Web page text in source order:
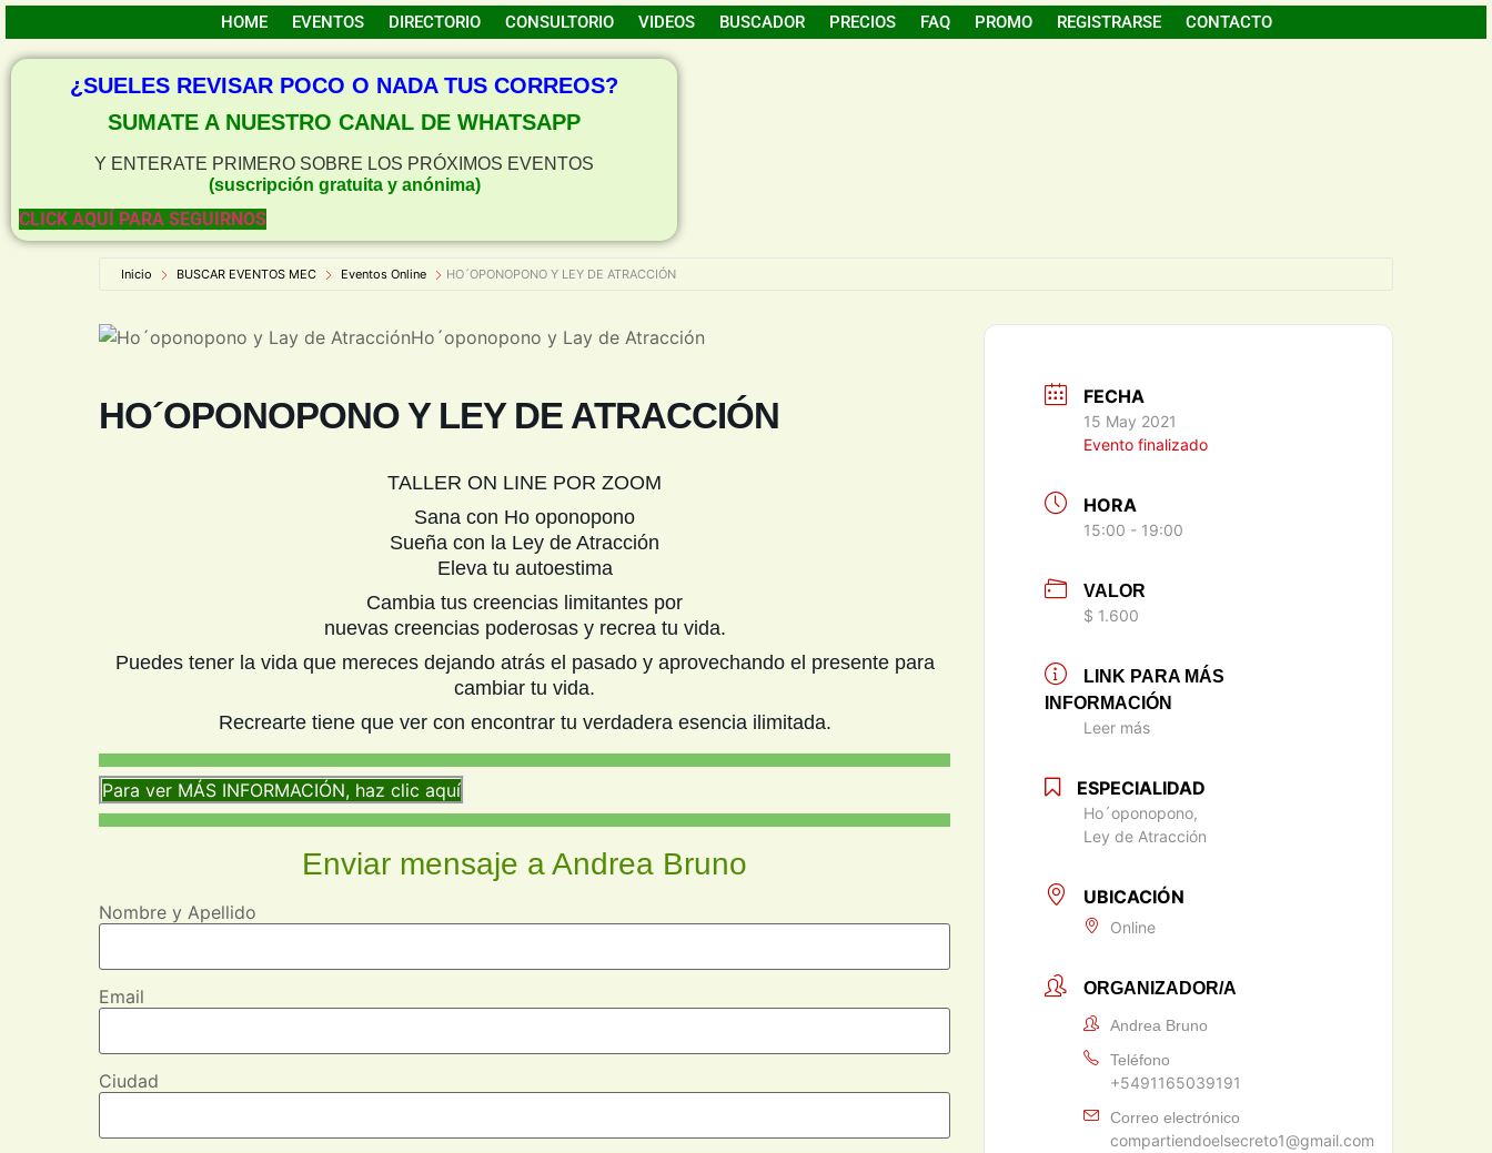
HOME EVENTOS DIRECTORIO CONSULTORIO VIDEOS BUSCADOR PRECIOS FAQ PROMO REGISTRARSE CONTACTO
¿SUELES REVISAR POCO O NADA TUS CORREOS?
SUMATE A NUESTRO CANAL DE WHATSAPP
Y ENTERATE PRIMERO SOBRE LOS PRÓXIMOS EVENTOS
(suscripción gratuita y anónima)
CLICK AQUÍ PARA SEGUIRNOS
Inicio BUSCAR EVENTOS MEC Eventos Online HO´OPONOPONO Y LEY DE ATRACCIÓN
Ho´oponopono y Lay de Atracción
HO´OPONOPONO Y LEY DE ATRACCIÓN
TALLER ON LINE POR ZOOM
Sana con Ho oponopono
Sueña con la Ley de Atracción
Eleva tu autoestima
Cambia tus creencias limitantes por
nuevas creencias poderosas y recrea tu vida.
Puedes tener la vida que mereces dejando atrás el pasado y aprovechando el presente para
cambiar tu vida.
Recrearte tiene que ver con encontrar tu verdadera esencia ilimitada.
Para ver MÁS INFORMACIÓN, haz clic aquí
Enviar mensaje a Andrea Bruno
Nombre y Apellido
Email
Ciudad
FECHA
15 May 2021
Evento finalizado
HORA
15:00 - 19:00
VALOR
$ 1.600
LINK PARA MÁS
INFORMACIÓN
Leer más
ESPECIALIDAD
Ho´oponopono,
Ley de Atracción
UBICACIÓN
Online
ORGANIZADOR/A
Andrea Bruno
Teléfono
+5491165039191
Correo electrónico
compartiendoelsecreto1@gmail.com